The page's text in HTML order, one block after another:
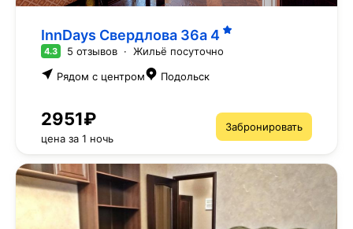
InnDays Свердлова 36а 4
4.3 5 отзывов · Жильё посуточно
Рядом с центром
Подольск
2951₽
цена за 1 ночь
Забронировать